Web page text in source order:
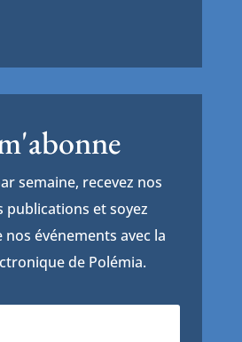
semaine, recevez nos
publications et soyez
événements avec la
de Polémia.